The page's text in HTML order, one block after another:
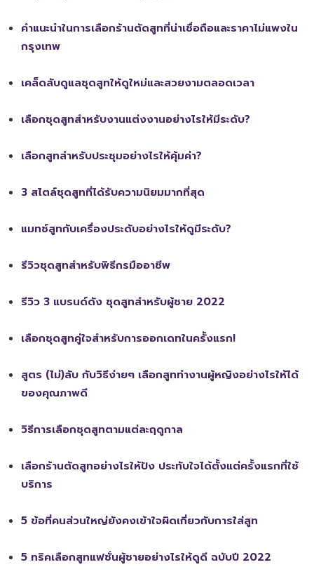
คำแนะนำในการเลือกร้านตัดสูทที่น่าเชื่อถือและราคาไม่แพงใน
กรุงเทพ
เคล็ดลับดูแลชุดสูทให้ดูใหม่และสวยงามตลอดเวลา
เลือกชุดสูทสำหรับงานแต่งงานอย่างไรให้มีระดับ?
เลือกสูทสำหรับประชุมอย่างไรให้คุ้มค่า?
3 สไตล์ชุดสูทที่ได้รับความนิยมมากที่สุด
แมทช์สูทกับเครื่องประดับอย่างไรให้ดูมีระดับ?
รีวิวชุดสูทสำหรับพิธีกรมืออาชีพ
รีวิว 3 แบรนด์ดัง ชุดสูทสำหรับผู้ชาย 2022
เลือกชุดสูทคู่ใจสำหรับการออกเดทในครั้งแรก!
สูตร (ไม่)ลับ กับวิธีง่ายๆ เลือกสูททำงานผู้หญิงอย่างไรให้ได้
ของคุณภาพดี
วิธีการเลือกชุดสูทตามแต่ละฤดูกาล
เลือกร้านตัดสูทอย่างไรให้ปัง ประทับใจได้ตั้งแต่ครั้งแรกที่ใช้
บริการ
5 ข้อที่คนส่วนใหญ่ยังคงเข้าใจผิดเกี่ยวกับการใส่สูท
5 ทริคเลือกสูทแฟชั่นผู้ชายอย่างไรให้ดูดี ฉบับปี 2022